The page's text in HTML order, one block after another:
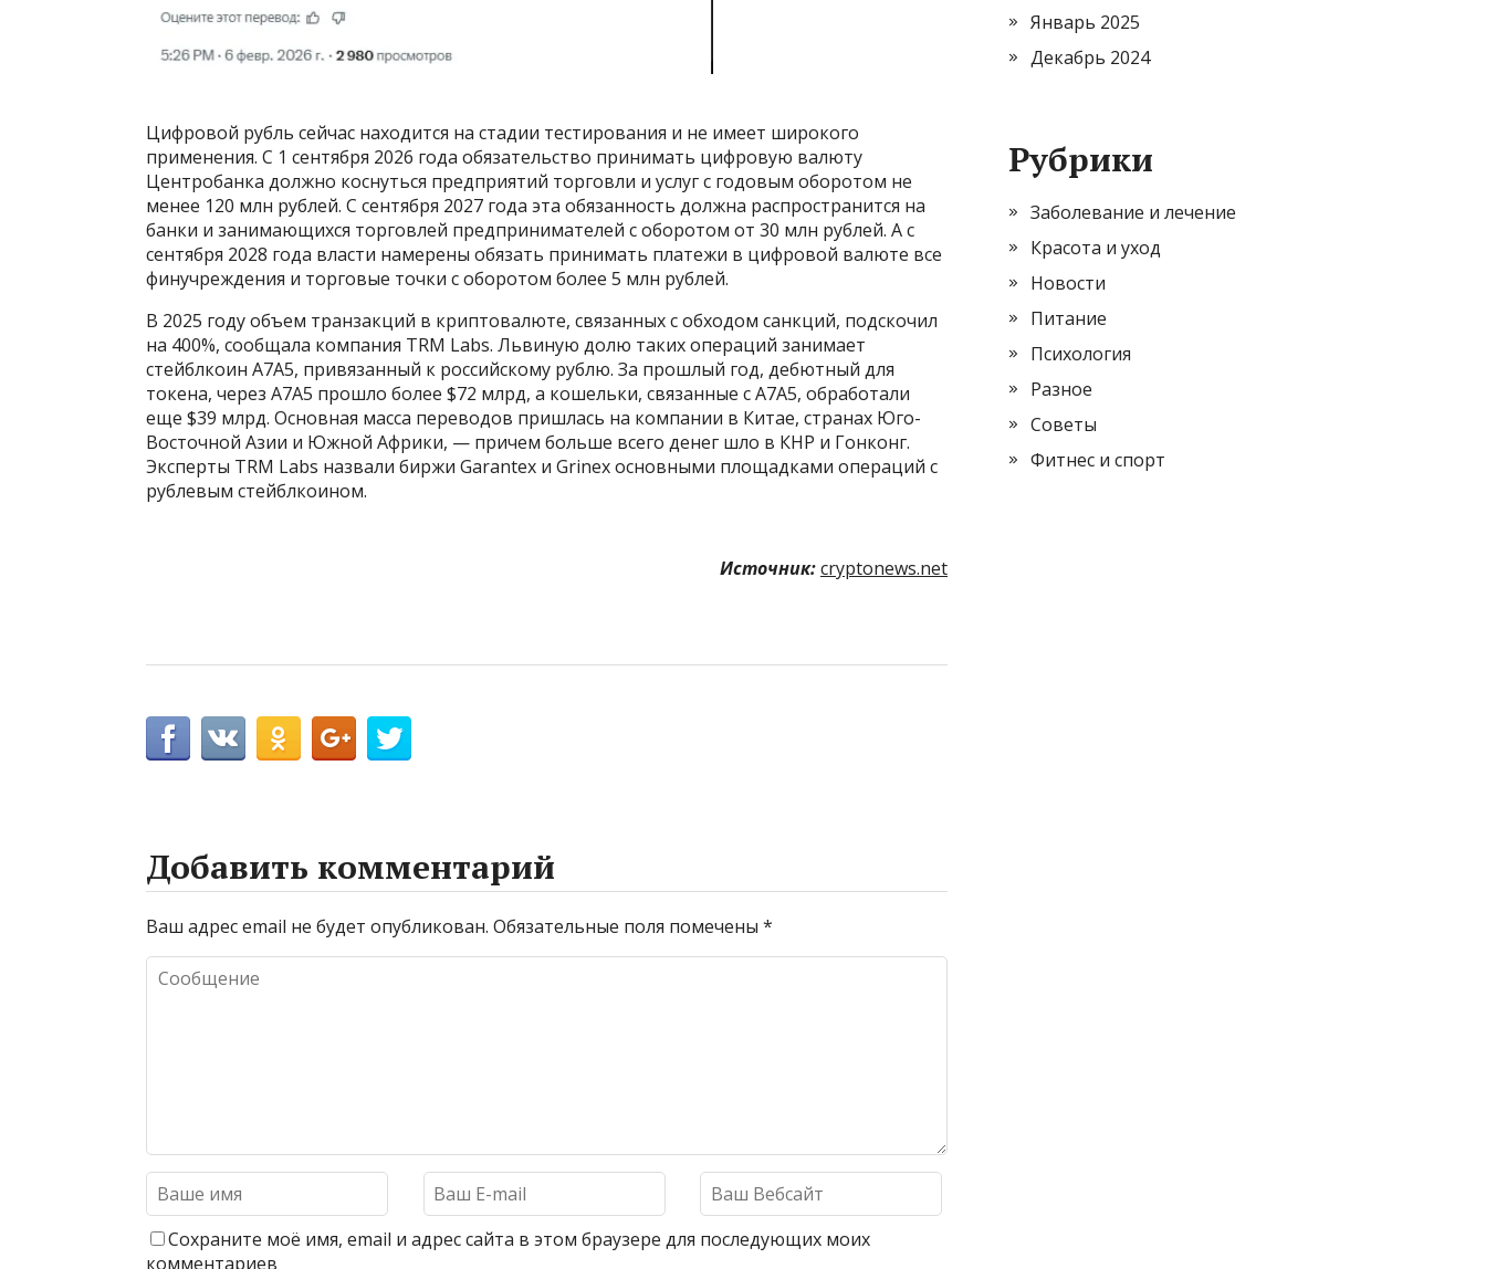
Цифровой рубль сейчас находится на стадии тестирования и не имеет широкого
применения. С 1 сентября 2026 года обязательство принимать цифровую валюту
Центробанка должно коснуться предприятий торговли и услуг с годовым оборотом не
менее 120 млн рублей. С сентября 2027 года эта обязанность должна распространится на
банки и занимающихся торговлей предпринимателей с оборотом от 30 млн рублей. А с
сентября 2028 года власти намерены обязать принимать платежи в цифровой валюте все
финучреждения и торговые точки с оборотом более 5 млн рублей.
В 2025 году объем транзакций в криптовалюте, связанных с обходом санкций, подскочил
на 400%, сообщала компания TRM Labs. Львиную долю таких операций занимает
стейблкоин А7А5, привязанный к российскому рублю. За прошлый год, дебютный для
токена, через A7A5 прошло более $72 млрд, а кошельки, связанные с A7A5, обработали
еще $39 млрд. Основная масса переводов пришлась на компании в Китае, странах Юго-
Восточной Азии и Южной Африки, — причем больше всего денег шло в КНР и Гонконг.
Эксперты TRM Labs назвали биржи Garantex и Grinex основными площадками операций с
рублевым стейблкоином.
Источник:cryptonews.net
Добавить комментарий
Ваш адрес email не будет опубликован. Обязательные поля помечены *
Сохраните моё имя, email и адрес сайта в этом браузере для последующих моих
комментариев
Январь 2025
Декабрь 2024
Рубрики
Заболевание и лечение
Красота и уход
Новости
Питание
Психология
Разное
Советы
Фитнес и спорт